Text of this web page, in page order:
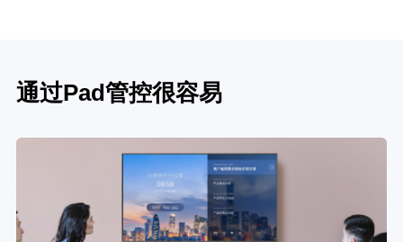
通过Pad管控很容易